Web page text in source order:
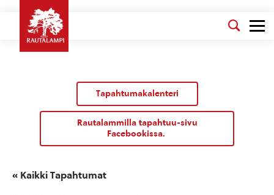
Tapahtumakalenteri
Rautalammilla tapahtuu-sivu
Facebookissa.
« Kaikki Tapahtumat